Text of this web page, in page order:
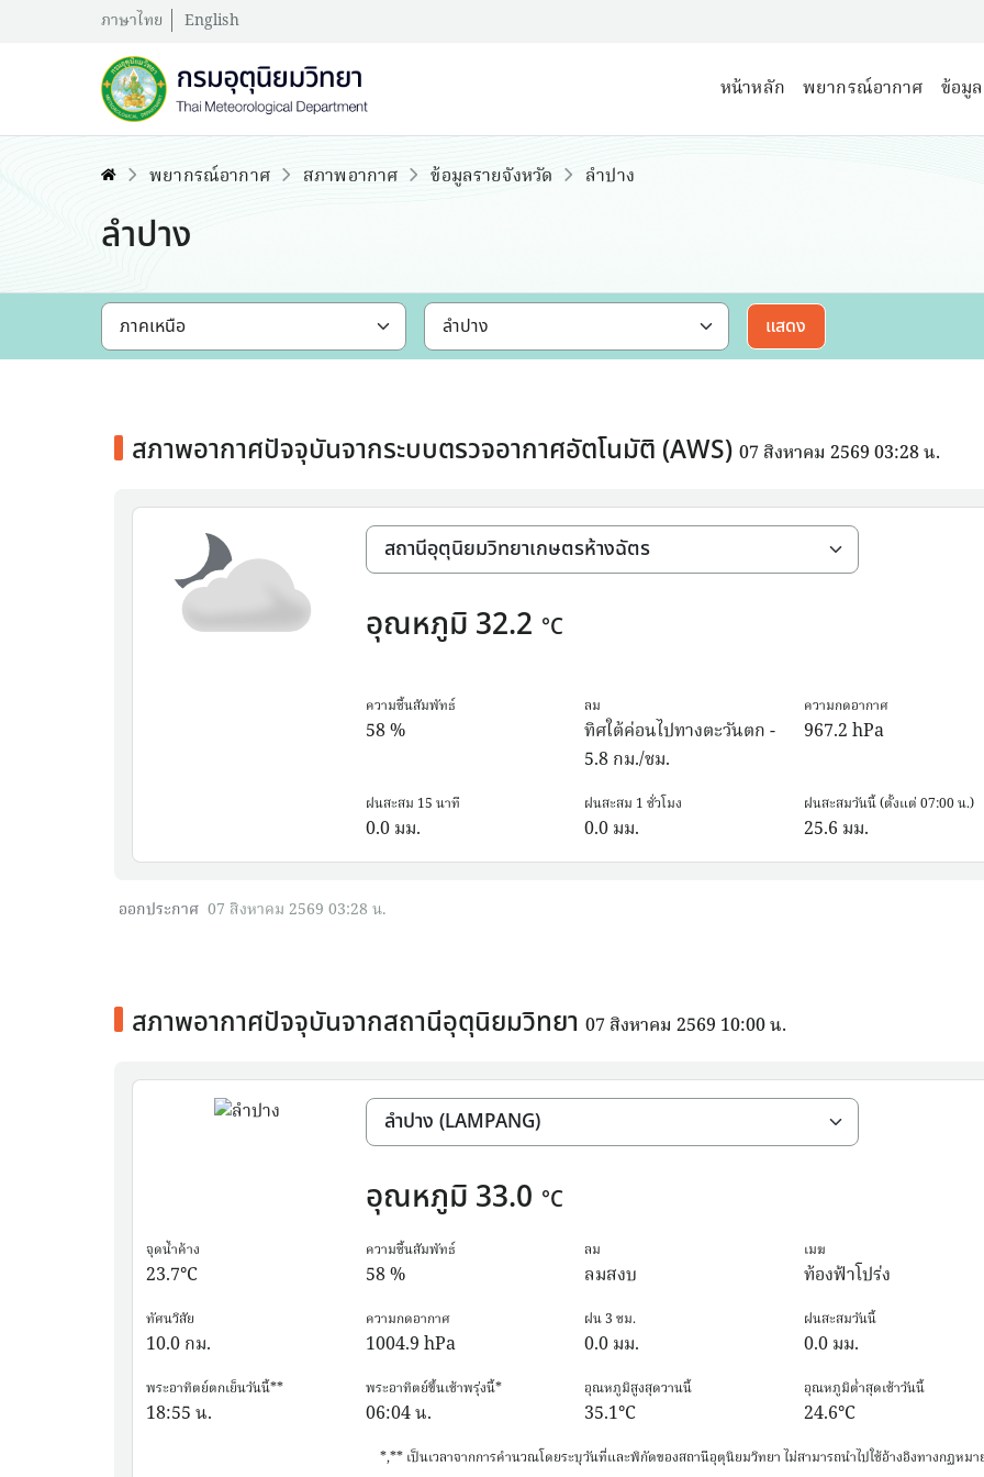
ภาษาไทย English
หน้าหลัก พยากรณ์อากาศ ข้อมู
พยากรณ์อากาศ สภาพอากาศ ข้อมูลรายจังหวัด ลำปาง
ลำปาง
แสดง
สภาพอากาศปัจจุบันจากระบบตรวจอากาศอัตโนมัติ (AWS) 07 สิงหาคม 2569 03:28 น.
อุณหภูมิ 32.2 °C
ความชื้นสัมพัทธ์
58%
ลม
ทิศใต้ค่อนไปทางตะวันตก -
5.8 กม./ชม.
ความกดอากาศ
967.2hPa
ฝนสะสม 15 นาที
0.0มม.
ฝนสะสม 1 ชั่วโมง
0.0มม.
ฝนสะสมวันนี้ (ตั้งแต่ 07:00 น.)
25.6 มม.
ออกประกาศ 07 สิงหาคม 2569 03:28 น.
สภาพอากาศปัจจุบันจากสถานีอุตุนิยมวิทยา 07 สิงหาคม 2569 10:00 น.
อุณหภูมิ 33.0 °C
จุดน้ำค้าง
23.7°C
ความชื้นสัมพัทธ์
58%
ลม
ลมสงบ
เมฆ
ท้องฟ้าโปร่ง
ทัศนวิสัย
10.0กม.
ความกดอากาศ
1004.9hPa
ฝน 3 ชม.
0.0มม.
ฝนสะสมวันนี้
0.0มม.
พระอาทิตย์ตกเย็นวันนี้**
18:55น.
พระอาทิตย์ขึ้นเช้าพรุ่งนี้*
06:04น.
อุณหภูมิสูงสุดวานนี้
35.1°C
อุณหภูมิต่ำสุดเช้าวันนี้
24.6°C
*,** เป็นเวลาจากการคำนวณโดยระบุวันที่และพิกัดของสถานีอุตุนิยมวิทยา ไม่สามารถนำไปใช้อ้างอิงทางกฏหมา